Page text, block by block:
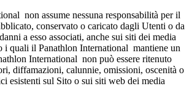
non assume nessuna responsabilità per il
conservato o caricato dagli Utenti o da
a esso associati, anche sui siti dei media
i quali il Panathlon International mantiene un
International non può essere ritenuto
diffamazioni, calunnie, omissioni, oscenità o
esistenti sul Sito o sui siti web dei media